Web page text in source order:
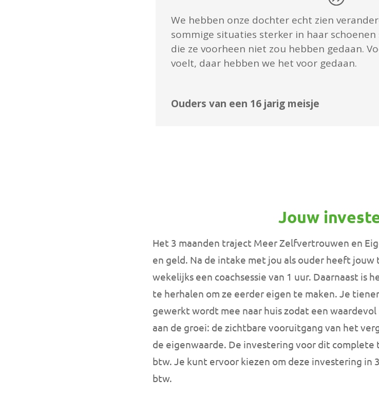
We hebben onze dochter echt zien
sommige situaties sterker in haar
die ze voorheen niet zou hebben gedaan.
voelt, daar hebben we het voor gedaan.
Ouders van een 16 jarig meisje
Jouw
Het 3 maanden traject Meer Zelfvertrouwen en
en geld. Na de intake met jou als ouder heeft
wekelijks een coachsessie van 1 uur. Daarnaast is
te herhalen om ze eerder eigen te maken. Je
gewerkt wordt mee naar huis zodat een
aan de groei: de zichtbare vooruitgang van het
de eigenwaarde. De investering voor dit
btw. Je kunt ervoor kiezen om deze investering in
btw.